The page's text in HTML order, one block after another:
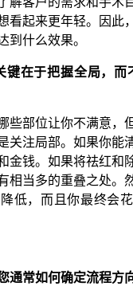
看起来更年轻。因此
到什么效果。
键在于把握全局，而
些部位让你不满意，
关注局部。如果你能
金钱。如果将祛红和
相当多的重叠之处。
低，而且你最终会
通常如何确定流程方向